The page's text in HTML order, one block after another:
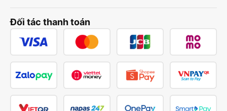
Đối tác thanh toán